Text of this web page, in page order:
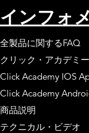
インフォ
全製品に関するFAQ
クリック・アカデミー
Click Academy IOS
Click Academy
商品説明
テクニカル・ビデオ